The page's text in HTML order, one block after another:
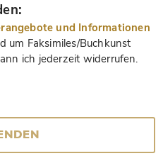
und Informationen
um Faksimiles/Buchkunst
ich jederzeit widerrufen.